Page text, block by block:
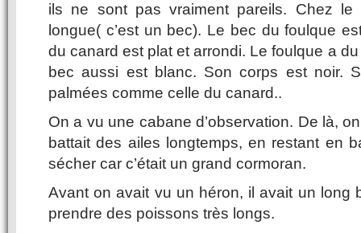
ils ne sont pas vraiment pareils. Chez le
longue( c’est un bec). Le bec du foulque
du canard est plat et arrondi. Le foulque a
bec aussi est blanc. Son corps est noir.
palmées comme celle du canard..
On a vu une cabane d’observation. De là,
battait des ailes longtemps, en restant en
sécher car c’était un grand cormoran.
Avant on avait vu un héron, il avait un long
prendre des poissons très longs.